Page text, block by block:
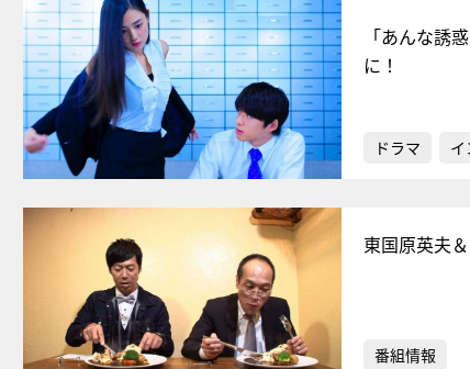
「あんな誘
に！
ドラマ
東国原英夫
番組情報